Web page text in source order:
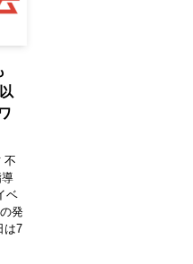
不
ベ
発
は7